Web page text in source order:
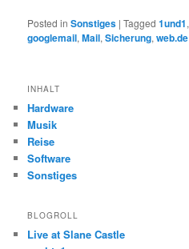
Posted in Sonstiges |Tagged 1und1,
googlemail,Mail,Sicherung,web.de
INHALT
Hardware
Musik
Reise
Software
Sonstiges
BLOGROLL
Live at Slane Castle